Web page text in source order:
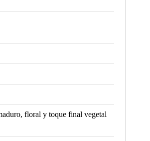
floral y toque final vegetal